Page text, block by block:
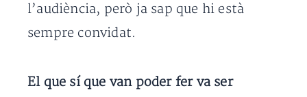
l’audiència, però ja sap que hi està
sempre convidat.
El que sí que van poder fer va ser